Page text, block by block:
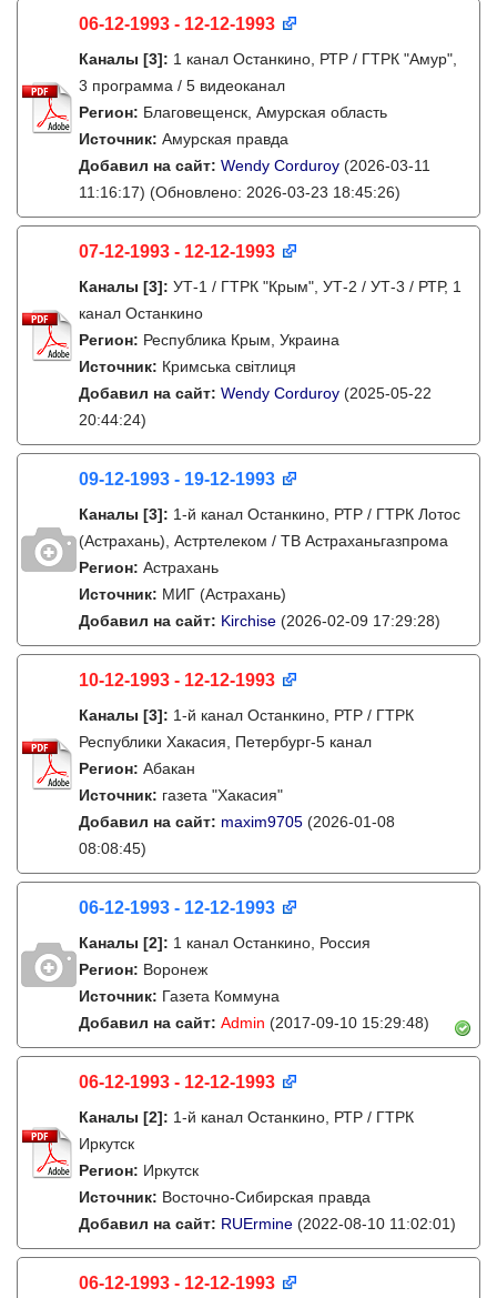
06-12-1993 - 12-12-1993
Каналы [3]: 1 канал Останкино, РТР / ГТРК "Амур",
3 программа / 5 видеоканал
Регион: Благовещенск, Амурская область
Источник: Амурская правда
Добавил на сайт: Wendy Corduroy (2026-03-11
11:16:17) (Обновлено: 2026-03-23 18:45:26)
07-12-1993 - 12-12-1993
Каналы [3]: УТ-1 / ГТРК "Крым", УТ-2 / УТ-3 / РТР, 1
канал Останкино
Регион: Республика Крым, Украина
Источник: Кримська світлиця
Добавил на сайт: Wendy Corduroy (2025-05-22
20:44:24)
09-12-1993 - 19-12-1993
Каналы [3]: 1-й канал Останкино, РТР / ГТРК Лотос
(Астрахань), Астртелеком / ТВ Астраханьгазпрома
Регион: Астрахань
Источник: МИГ (Астрахань)
Добавил на сайт: Kirchise (2026-02-09 17:29:28)
10-12-1993 - 12-12-1993
Каналы [3]: 1-й канал Останкино, РТР / ГТРК
Республики Хакасия, Петербург-5 канал
Регион: Абакан
Источник: газета "Хакасия"
Добавил на сайт: maxim9705 (2026-01-08
08:08:45)
06-12-1993 - 12-12-1993
Каналы [2]: 1 канал Останкино, Россия
Регион: Воронеж
Источник: Газета Коммуна
Добавил на сайт: Admin (2017-09-10 15:29:48)
06-12-1993 - 12-12-1993
Каналы [2]: 1-й канал Останкино, РТР / ГТРК
Иркутск
Регион: Иркутск
Источник: Восточно-Сибирская правда
Добавил на сайт: RUErmine (2022-08-10 11:02:01)
06-12-1993 - 12-12-1993